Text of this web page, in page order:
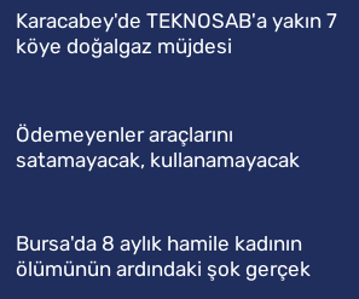
Karacabey'de TEKNOSAB'a yakın 7
köye doğalgaz müjdesi
Ödemeyenler araçlarını
satamayacak, kullanamayacak
Bursa'da 8 aylık hamile kadının
ölümünün ardındaki şok gerçek